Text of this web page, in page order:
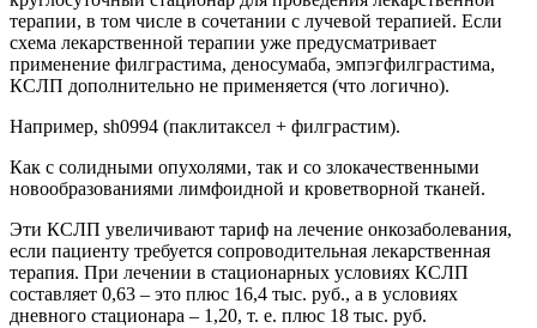
терапии, в том числе в сочетании с лучевой терапией. Если
схема лекарственной терапии уже предусматривает
применение филграстима, деносумаба, эмпэгфилграстима,
КСЛП дополнительно не применяется (что логично).
Например, sh0994 (паклитаксел + филграстим).
Как с солидными опухолями, так и со злокачественными
новообразованиями лимфоидной и кроветворной тканей.
Эти КСЛП увеличивают тариф на лечение онкозаболевания,
если пациенту требуется сопроводительная лекарственная
терапия. При лечении в стационарных условиях КСЛП
составляет 0,63 – это плюс 16,4 тыс. руб., а в условиях
дневного стационара – 1,20, т. е. плюс 18 тыс. руб.